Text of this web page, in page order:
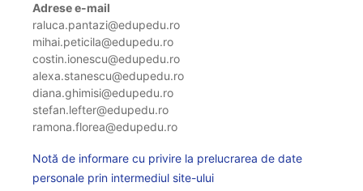
Adrese e-mail
raluca.pantazi@edupedu.ro
mihai.peticila@edupedu.ro
costin.ionescu@edupedu.ro
alexa.stanescu@edupedu.ro
diana.ghimisi@edupedu.ro
stefan.lefter@edupedu.ro
ramona.florea@edupedu.ro
Notă de informare cu privire la prelucrarea de date
personale prin intermediul site-ului